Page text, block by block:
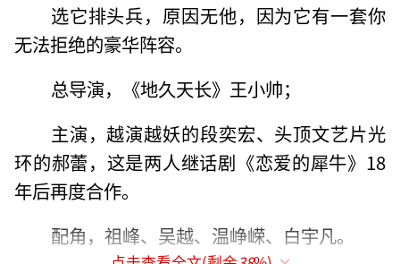
选它排头兵，原因无他，因为它有一套你
无法拒绝的豪华阵容。
总导演，《地久天长》王小帅；
主演，越演越妖的段奕宏、头顶文艺片光
环的郝蕾，这是两人继话剧《恋爱的犀牛》18
年后再度合作。
配角，祖峰、吴越、温峥嵘、白宇凡。